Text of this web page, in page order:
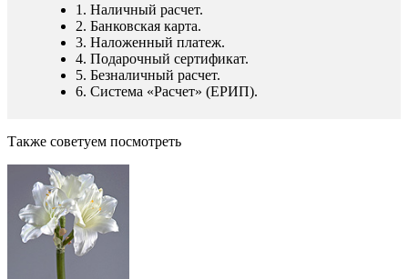
1. Наличный расчет.
2. Банковская карта.
3. Наложенный платеж.
4. Подарочный сертификат.
5. Безналичный расчет.
6. Система «Расчет» (ЕРИП).
Также советуем посмотреть